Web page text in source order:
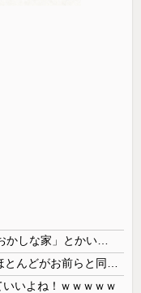
いいよね！ｗｗｗｗｗ